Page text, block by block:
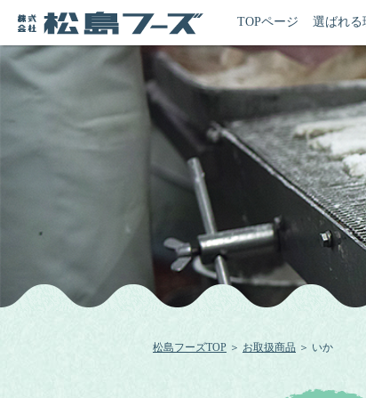
TOPページ 選ばれる
松島フーズTOP ＞ お取扱商品 ＞ いか